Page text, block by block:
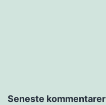
Seneste kommentarer